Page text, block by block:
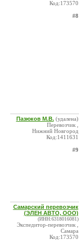
Код:173570
#8
Пазюков М.В. (удалена)
Перевозчик ,
Нижний Новгород
Код:1411631
#9
Самарский перевозчик
(ЭЛЕН АВТО, ООО)
(ИНН:6318016081)
Экспедитор-перевозчик ,
Самара
Код:173570